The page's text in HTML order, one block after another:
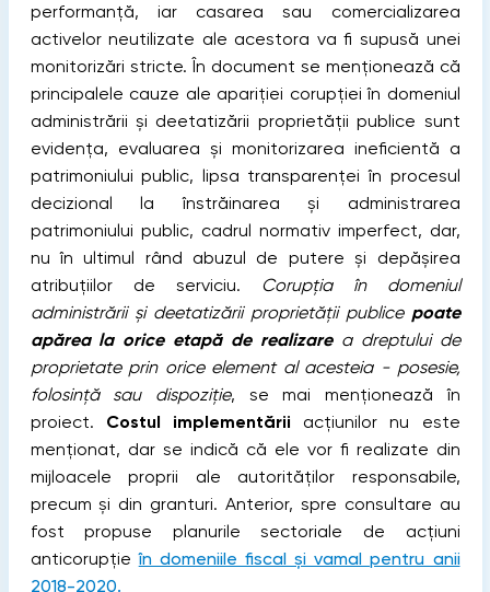
performanţă, iar casarea sau comercializarea
activelor neutilizate ale acestora va fi supusă unei
monitorizări stricte. În document se menționează că
principalele cauze ale apariției corupției în domeniul
administrării şi deetatizării proprietăţii publice sunt
evidența, evaluarea și monitorizarea ineficientă a
patrimoniului public, lipsa transparenţei în procesul
decizional la înstrăinarea şi administrarea
patrimoniului public, cadrul normativ imperfect, dar,
nu în ultimul rând abuzul de putere și depășirea
atribuțiilor de serviciu. Corupția în domeniul
administrării şi deetatizării proprietăţii publice poate
apărea la orice etapă de realizarea dreptului de
proprietate prin orice element al acesteia - posesie,
folosinţă sau dispoziție, se mai menționează în
proiect. Costul implementării acțiunilor nu este
menționat, dar se indică că ele vor fi realizate din
mijloacele proprii ale autorităților responsabile,
precum și din granturi. Anterior, spre consultare au
fost propuse planurile sectoriale de acțiuni
anticorupțieîn domeniile fiscal și vamal pentru anii
2018-2020.